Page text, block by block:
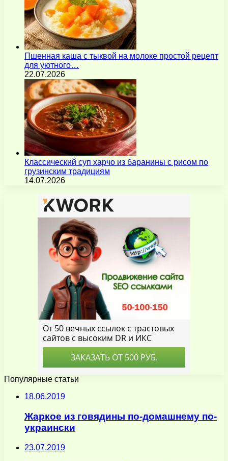
Пшенная каша с тыквой на молоке простой рецепт
для уютного…
22.07.2026
Классический суп харчо из баранины с рисом по
грузинским традициям
14.07.2026
Популярные статьи
18.06.2019
Жаркое из говядины по-домашнему по-
украински
23.07.2019